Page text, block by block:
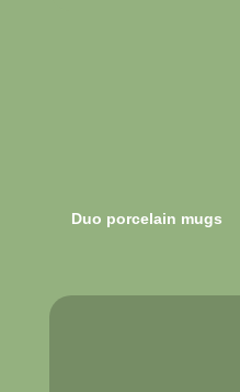
Duo porcelain mugs